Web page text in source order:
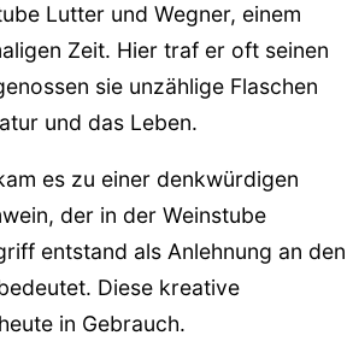
Lutter und Wegner, einem
Zeit. Hier traf er oft seinen
sie unzählige Flaschen
und das Leben.
es zu einer denkwürdigen
der in der Weinstube
entstand als Anlehnung an den
Diese kreative
in Gebrauch.